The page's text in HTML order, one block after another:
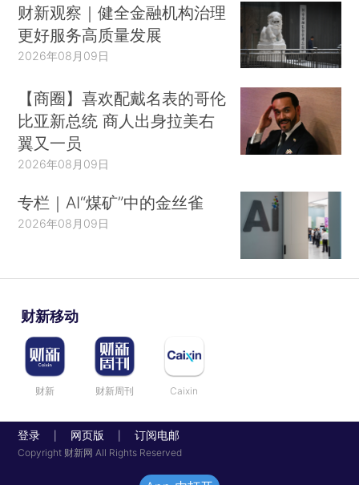
财新观察｜健全金融机构治理
更好服务高质量发展
2026年08月09日
【商圈】喜欢配戴名表的哥伦
比亚新总统 商人出身拉美右
翼又一员
2026年08月09日
专栏｜AI“煤矿”中的金丝雀
2026年08月09日
财新移动
财新 财新周刊 Caixin
登录 网页版 订阅电邮
Copyright 财新网 All Rights Reserved